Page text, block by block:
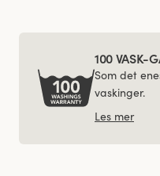
100 VASK-
Som det
vaskinger.
Les mer